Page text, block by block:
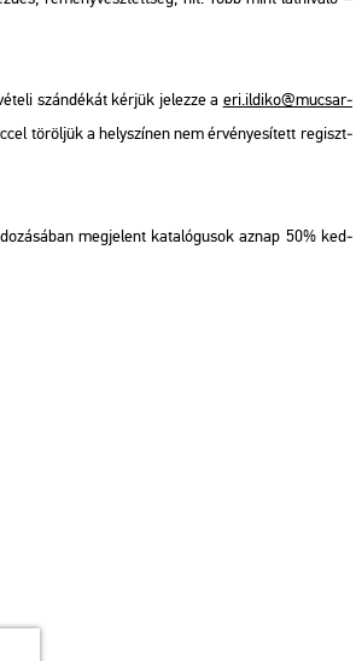
szán­dé­kát kér­jük je­lez­ze a eri.​il­di­ko@​mu­csar­
tö­röl­jük a hely­szí­nen nem ér­vé­nye­sí­tett re­giszt­
meg­je­lent ka­ta­ló­gu­sok aznap 50% ked­